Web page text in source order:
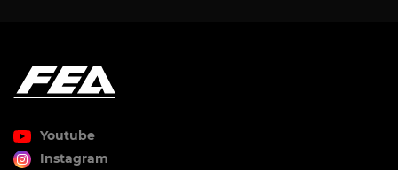
Youtube
Instagram